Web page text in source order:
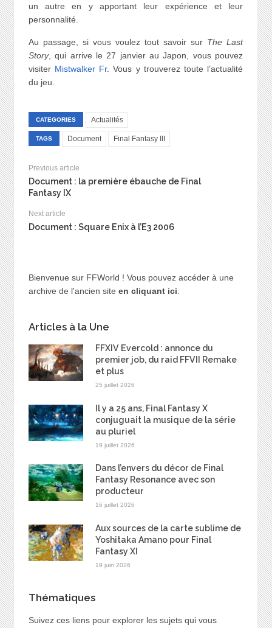
un autre en y apportant leur expérience et leur
personnalité.
Au passage, si vous voulez tout savoir sur The Last
Story, qui arrive le 27 janvier au Japon, vous pouvez
visiter Mistwalker Fr. Vous y trouverez toute l’actualité
du jeu.
CATEGORIES Actualités
TAGS Document Final Fantasy III
Previous article
Document : la première ébauche de Final
Fantasy IX
Next article
Document : Square Enix à l’E3 2006
Bienvenue sur FFWorld ! Vous pouvez accéder à une
archive de l'ancien site en cliquant ici
Articles à la Une
FFXIV Evercold : annonce du
premier job, du raid FFVII Remake
et plus
25 juillet 2026
Il y a 25 ans, Final Fantasy X
conjuguait la musique de la série
au pluriel
19 juillet 2026
Dans l’envers du décor de Final
Fantasy Resonance avec son
producteur
16 juillet 2026
Aux sources de la carte sublime de
Yoshitaka Amano pour Final
Fantasy XI
19 juin 2026
Thématiques
Suivez ces liens pour explorer les sujets qui vous